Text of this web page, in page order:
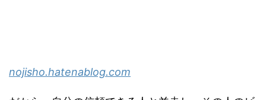
nojisho.hatenablog.com